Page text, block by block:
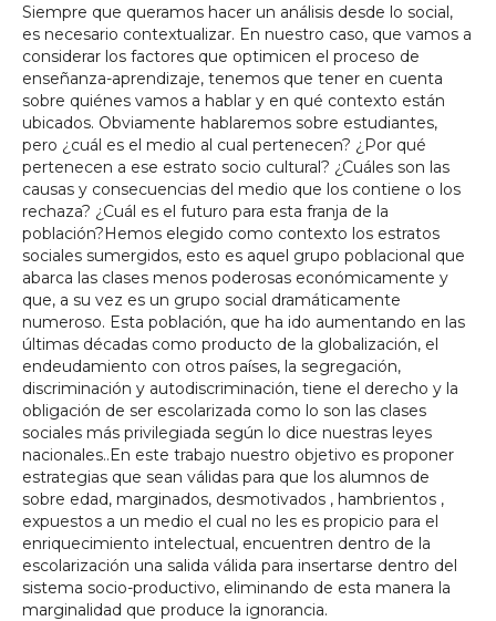
Siempre que queramos hacer un análisis desde lo social,
es necesario contextualizar. En nuestro caso, que vamos a
considerar los factores que optimicen el proceso de
enseñanza-aprendizaje, tenemos que tener en cuenta
sobre quiénes vamos a hablar y en qué contexto están
ubicados. Obviamente hablaremos sobre estudiantes,
pero ¿cuál es el medio al cual pertenecen? ¿Por qué
pertenecen a ese estrato socio cultural? ¿Cuáles son las
causas y consecuencias del medio que los contiene o los
rechaza? ¿Cuál es el futuro para esta franja de la
población?Hemos elegido como contexto los estratos
sociales sumergidos, esto es aquel grupo poblacional que
abarca las clases menos poderosas económicamente y
que, a su vez es un grupo social dramáticamente
numeroso. Esta población, que ha ido aumentando en las
últimas décadas como producto de la globalización, el
endeudamiento con otros países, la segregación,
discriminación y autodiscriminación, tiene el derecho y la
obligación de ser escolarizada como lo son las clases
sociales más privilegiada según lo dice nuestras leyes
nacionales..En este trabajo nuestro objetivo es proponer
estrategias que sean válidas para que los alumnos de
sobre edad, marginados, desmotivados , hambrientos ,
expuestos a un medio el cual no les es propicio para el
enriquecimiento intelectual, encuentren dentro de la
escolarización una salida válida para insertarse dentro del
sistema socio-productivo, eliminando de esta manera la
marginalidad que produce la ignorancia.